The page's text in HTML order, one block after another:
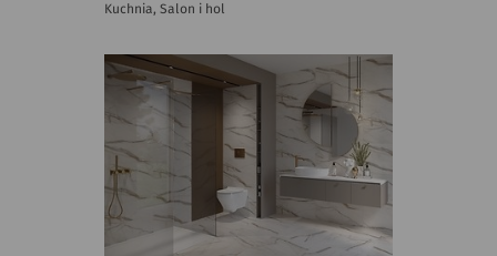
Kuchnia, Salon i hol